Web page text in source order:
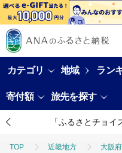
カテゴリ 地域 ラン
寄付額 旅先を探す
「ふるさとチョ
TOP 近畿地方 大阪府